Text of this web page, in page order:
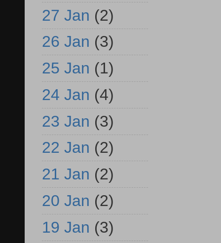
27 Jan (2)
26 Jan (3)
25 Jan (1)
24 Jan (4)
23 Jan (3)
22 Jan (2)
21 Jan (2)
20 Jan (2)
19 Jan (3)